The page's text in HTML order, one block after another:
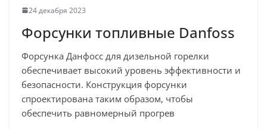
24 декабря 2023
Форсунки топливные Danfoss
Форсунка Данфосс для дизельной горелки
обеспечивает высокий уровень эффективности и
безопасности. Конструкция форсунки
спроектирована таким образом, чтобы
обеспечить равномерный прогрев